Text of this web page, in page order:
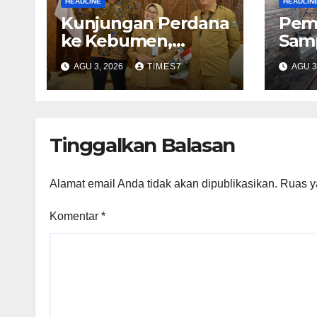
Kunjungan Perdana
ke Kebumen,
Konjen Australia
Jajaki Kerja Sama
Pariwisata hingga
AGU 3, 2026 TIMES7
di
AGU
Tinggalkan Balasan
Alamat email Anda tidak akan dipublikasikan. Ruas
Komentar *